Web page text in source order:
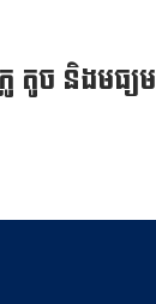
តូច និងមធ្យម